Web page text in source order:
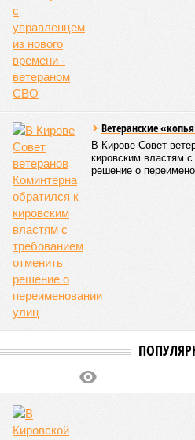
Ветеранские
В Кирове Совет
кировским властям
решение о